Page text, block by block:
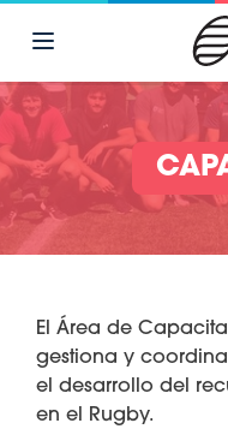
El Área de
gestiona y
el desarrollo del
en el Rugby.